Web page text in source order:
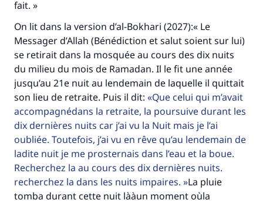
fait. »
On lit dans la version d’al-Bokhari (2027):« Le
Messager d’Allah (Bénédiction et salut soient sur lui)
se retirait dans la mosquée au cours des dix nuits
du milieu du mois de Ramadan. Il le fit une année
jusqu’au 21e nuit au lendemain de laquelle il quittait
son lieu de retraite. Puis il dit:
Que celui qui m’avait
accompagnédans la retraite, la poursuive durant les
dix dernières nuits car j’ai vu la Nuit mais je l’ai
oubliée. Toutefois, j’ai vu en rêve qu’au lendemain de
ladite nuit je me prosternais dans l’eau et la boue.
Recherchez la au cours des dix dernières nuits.
recherchez la dans les nuits impaires.
La pluie
tomba durant cette nuit lààun moment oùla
Faites une différence dans la vie de
millions de personnes grâce à votre